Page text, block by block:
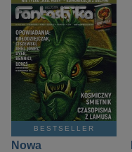
BESTSELLER
Nowa